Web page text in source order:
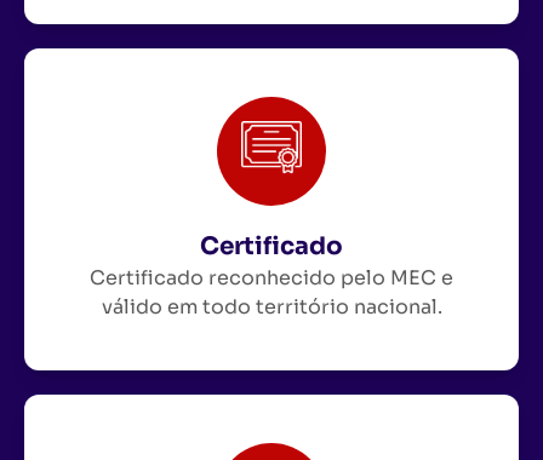
Certificado
Certificado reconhecido pelo MEC e
válido em todo território nacional.